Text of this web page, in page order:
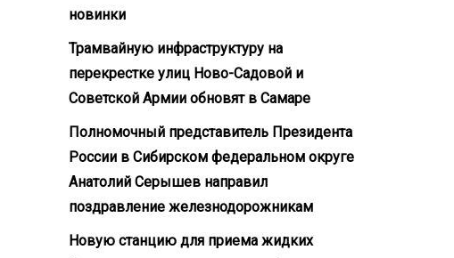
новинки
Трамвайную инфраструктуру на
перекрестке улиц Ново-Садовой и
Советской Армии обновят в Самаре
Полномочный представитель Президента
России в Сибирском федеральном округе
Анатолий Серышев направил
поздравление железнодорожникам
Новую станцию для приема жидких